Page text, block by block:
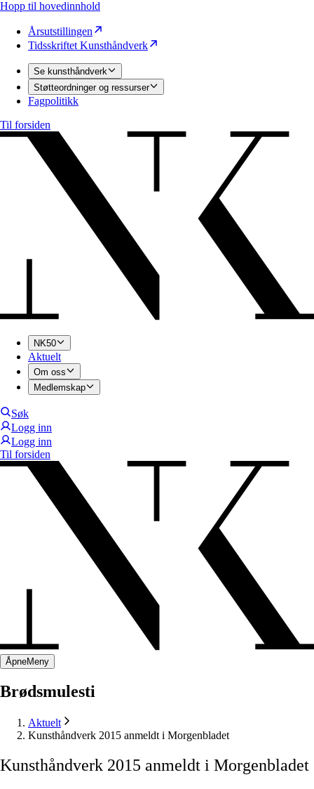
Hopp til hovedinnhold
Årsutstillingen
Tidsskriftet Kunsthåndverk
Se kunsthåndverk
Støtteordninger og ressurser
Fagpolitikk
Til forsiden
NK50
Aktuelt
Om oss
Medlemskap
Søk
Logg inn
Logg inn
Til forsiden
ÅpneMeny
Brødsmulesti
Aktuelt
Kunsthåndverk 2015 anmeldt i Morgenbladet
Kunsthåndverk 2015 anmeldt i Morgenbladet